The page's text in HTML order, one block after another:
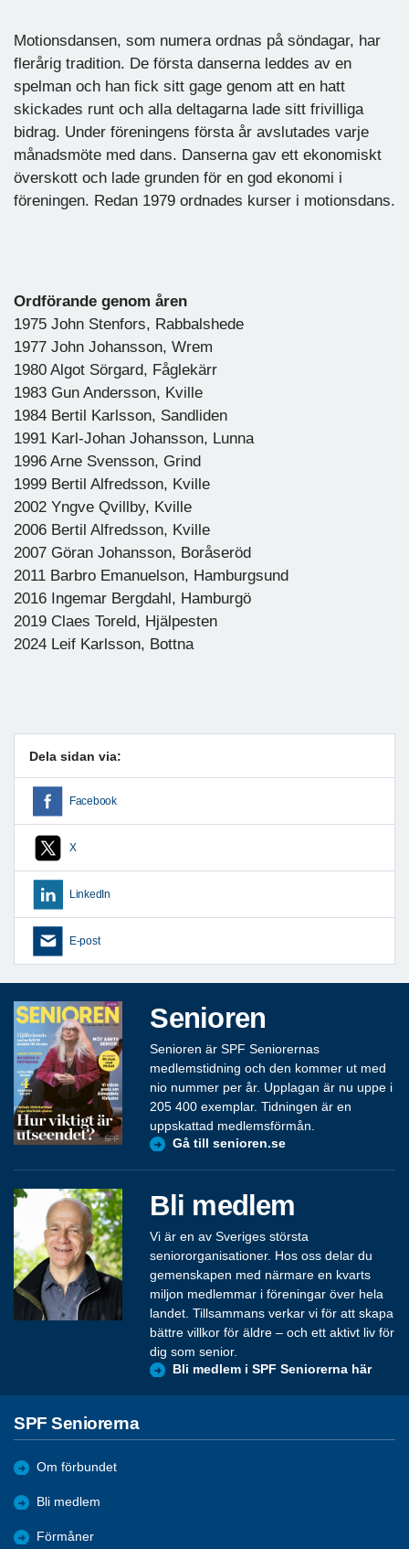
Motionsdansen, som numera ordnas på söndagar, har
flerårig tradition. De första danserna leddes av en
spelman och han fick sitt gage genom att en hatt
skickades runt och alla deltagarna lade sitt frivilliga
bidrag. Under föreningens första år avslutades varje
månadsmöte med dans. Danserna gav ett ekonomiskt
överskott och lade grunden för en god ekonomi i
föreningen. Redan 1979 ordnades kurser i motionsdans.
Ordförande genom åren
1975 John Stenfors, Rabbalshede
1977 John Johansson, Wrem
1980 Algot Sörgard, Fåglekärr
1983 Gun Andersson, Kville
1984 Bertil Karlsson, Sandliden
1991 Karl-Johan Johansson, Lunna
1996 Arne Svensson, Grind
1999 Bertil Alfredsson, Kville
2002 Yngve Qvillby, Kville
2006 Bertil Alfredsson, Kville
2007 Göran Johansson, Boråseröd
2011 Barbro Emanuelson, Hamburgsund
2016 Ingemar Bergdahl, Hamburgö
2019 Claes Toreld, Hjälpesten
2024 Leif Karlsson, Bottna
Dela sidan via:
Facebook
X
LinkedIn
E-post
Senioren
Senioren är SPF Seniorernas
medlemstidning och den kommer ut med
nio nummer per år. Upplagan är nu uppe i
205 400 exemplar. Tidningen är en
uppskattad medlemsförmån.
Gå till senioren.se
Bli medlem
Vi är en av Sveriges största
seniororganisationer. Hos oss delar du
gemenskapen med närmare en kvarts
miljon medlemmar i föreningar över hela
landet. Tillsammans verkar vi för att skapa
bättre villkor för äldre – och ett aktivt liv för
dig som senior.
Bli medlem i SPF Seniorerna här
SPF Seniorerna
Om förbundet
Bli medlem
Förmåner